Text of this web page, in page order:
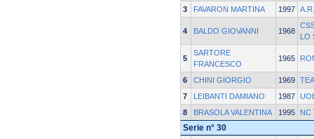
3
FAVARON MARTINA 1997
4 BALDO GIOVANNI 1968
LO
5
SARTORE
FRANCESCO
1965
6 CHINI GIORGIO 1969
7
LEIBANTI DAMIANO 1987
8
BRASOLA VALENTINA 1995 NC
Serie n° 30